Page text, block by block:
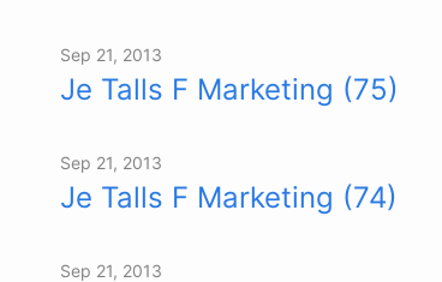
Sep 21, 2013
Je Talls F Marketing (75)
Sep 21, 2013
Je Talls F Marketing (74)
Sep 21, 2013